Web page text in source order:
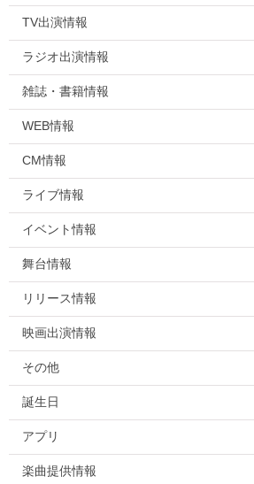
TV出演情報
ラジオ出演情報
雑誌・書籍情報
WEB情報
CM情報
ライブ情報
イベント情報
舞台情報
リリース情報
映画出演情報
その他
誕生日
アプリ
楽曲提供情報